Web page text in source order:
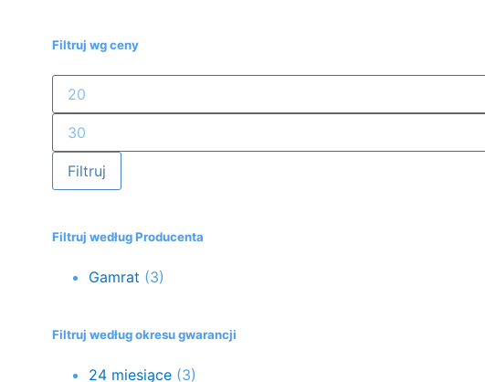
Filtruj wg ceny
Filtruj
Filtruj według Producenta
Gamrat (3)
Filtruj według okresu gwarancji
24 miesiące (3)